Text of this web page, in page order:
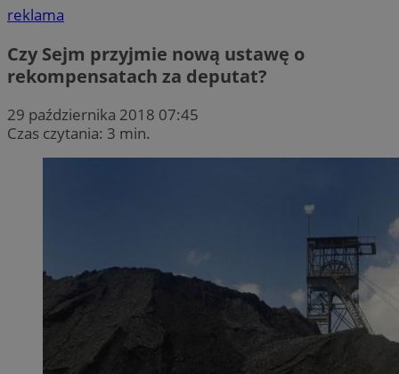
reklama
Czy Sejm przyjmie nową ustawę o
rekompensatach za deputat?
29 października 2018 07:45
Czas czytania: 3 min.